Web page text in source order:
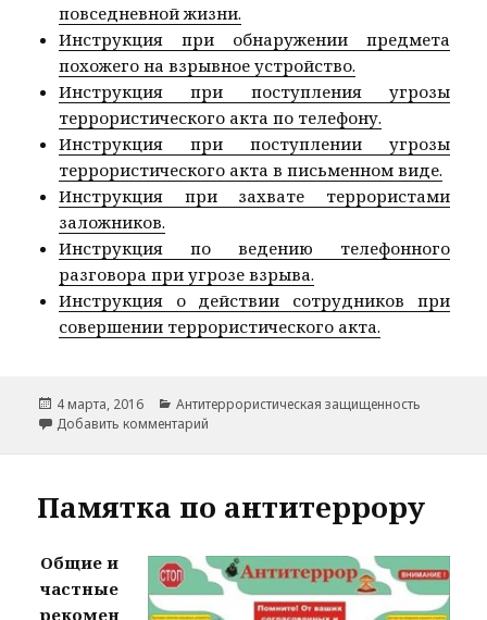
повседневной жизни.
Инструкция при обнаружении предмета
похожего на взрывное устройство.
Инструкция при поступления угрозы
террористического акта по телефону.
Инструкция при поступлении угрозы
террористического акта в письменном виде.
Инструкция при захвате террористами
заложников.
Инструкция по ведению телефонного
разговора при угрозе взрыва.
Инструкция о действии сотрудников при
совершении террористического акта.
Опубликовано
4 марта, 2016 Рубрики
Антитеррористическая защищенность
Добавить комментарий
Памятка по антитеррору
Общие и
частные
рекомен